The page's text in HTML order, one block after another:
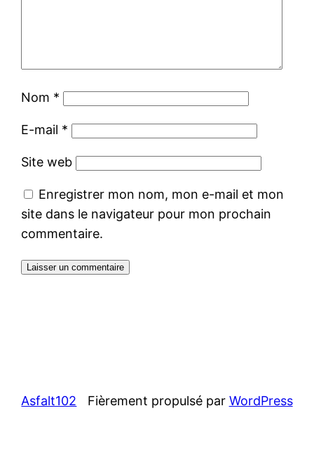
Nom *
E-mail *
Site web
Enregistrer mon nom, mon e-mail et mon
site dans le navigateur pour mon prochain
commentaire.
Asfalt102 Fièrement propulsé par WordPress